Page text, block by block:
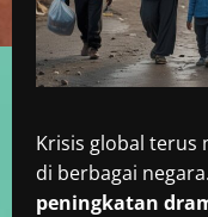
Krisis global terus
di berbagai negara.
peningkatan